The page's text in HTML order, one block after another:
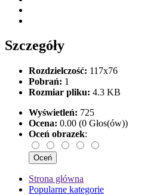
Szczegóły
Rozdzielczość: 117x76
Pobrań: 1
Rozmiar pliku: 4.3 KB
Wyświetleń: 725
Ocena: 0.00 (0 Głos(ów))
Oceń obrazek:
Strona główna
Popularne kategorie